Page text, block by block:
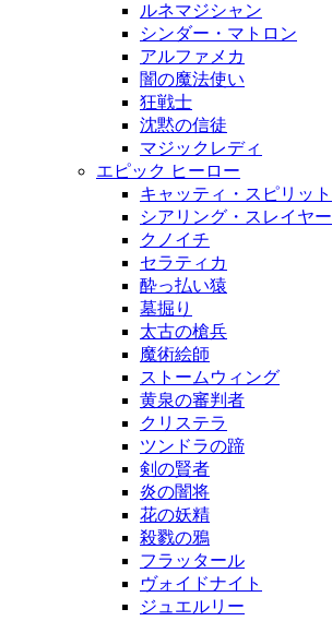
ルネマジシャン
シンダー・マトロン
アルファメカ
闇の魔法使い
狂戦士
沈黙の信徒
マジックレディ
エピック ヒーロー
キャッティ・スピリット
シアリング・スレイヤー
クノイチ
セラティカ
酔っ払い猿
墓掘り
太古の槍兵
魔術絵師
ストームウィング
黄泉の審判者
クリステラ
ツンドラの蹄
剣の賢者
炎の闇将
花の妖精
殺戮の鴉
フラッタール
ヴォイドナイト
ジュエルリー